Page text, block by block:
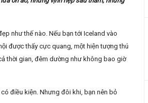
như thế nào. Nếu bạn tới Iceland vào
được thấy cực quang, một hiện tượng thú
thời gian, đêm dường như không bao giờ
điều kiện. Nhưng đôi khi, bạn nên bỏ